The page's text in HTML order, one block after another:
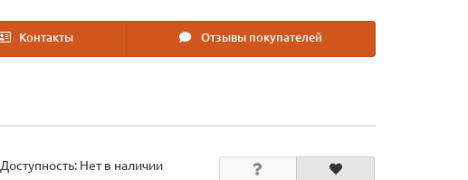
Контакты Отзывы покупателей
Доступность: Нет в наличии